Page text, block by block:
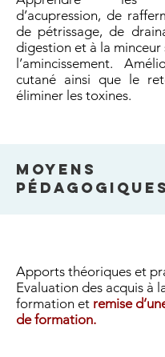
d’acupression, de
de pétrissage, de
digestion et à la minceur
l’amincissement.
cutané ainsi que le
éliminer les toxines.
MOYENS
PéDAGOGIQUES
Apports théoriques et
Evaluation des acquis à
formation et remise
de formation.